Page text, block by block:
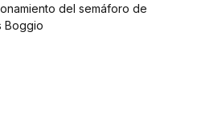
del semáforo de
Boggio